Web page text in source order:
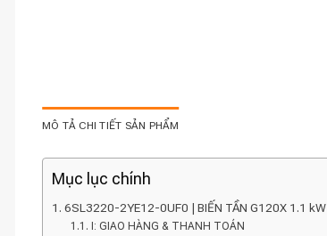
MÔ TẢ CHI TIẾT SẢN PHẨM
Mục lục chính
6SL3220-2YE12-0UF0 | BIẾN TẦN G120X 1.1 kW
I: GIAO HÀNG & THANH TOÁN